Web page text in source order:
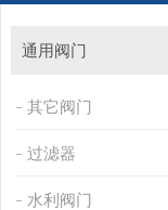
通用阀门
其它阀门
过滤器
水利阀门